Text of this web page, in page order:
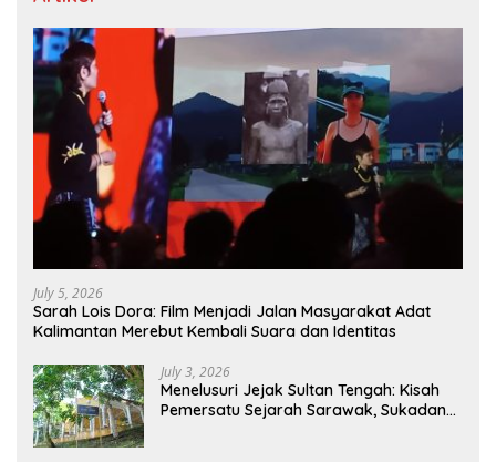
July 5, 2026
Sarah Lois Dora: Film Menjadi Jalan Masyarakat Adat
Kalimantan Merebut Kembali Suara dan Identitas
July 3, 2026
Menelusuri Jejak Sultan Tengah: Kisah
Pemersatu Sejarah Sarawak, Sukadana,